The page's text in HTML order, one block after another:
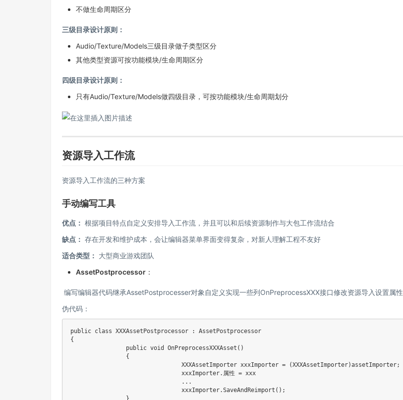
不做生命周期区分
三级目录设计原则：
Audio/Texture/Models三级目录做子类型区分
其他类型资源可按功能模块/生命周期区分
四级目录设计原则：
只有Audio/Texture/Models做四级目录，可按功能模块/生命周期划分
资源导入工作流
资源导入工作流的三种方案
手动编写工具
优点： 根据项目特点自定义安排导入工作流，并且可以和后续资源制作与大包工作流结合
缺点： 存在开发和维护成本，会让编辑器菜单界面变得复杂，对新人理解工程不友好
适合类型： 大型商业游戏团队
AssetPostprocessor ：
​ 编写编辑器代码继承AssetPostprocesser对象自定义实现一些列OnPreprocessXXX接口修改资源导入设置属性
伪代码：
public class XXXAssetPostprocessor :
AssetPostprocessor
{
public void OnPreprocessXXXAsset ( )
{
XXXAssetImporter xxxImporter = (XXXAssetImporter)assetImporter;
				xxxImporter
. 属性 = xxx
.. .
				xxxImporter
.SaveAndReimport ( ) ;
}